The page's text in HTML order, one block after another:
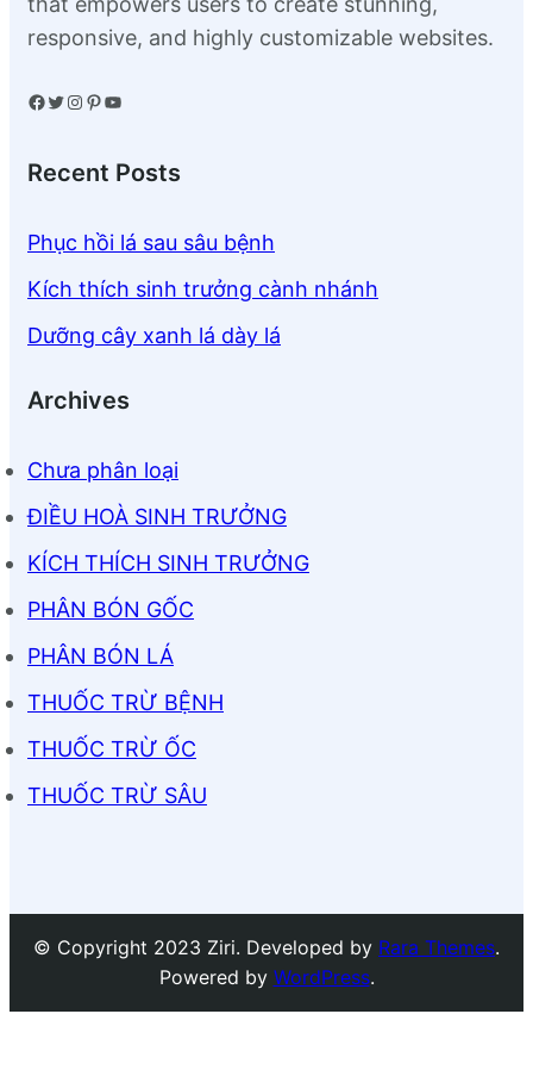
responsive, and highly customizable websites.
Facebook Twitter Instagram Pinterest YouTube
Recent Posts
Phục hồi lá sau sâu bệnh
Kích thích sinh trưởng cành nhánh
Dưỡng cây xanh lá dày lá
Archives
Chưa phân loại
ĐIỀU HOÀ SINH TRƯỞNG
KÍCH THÍCH SINH TRƯỞNG
PHÂN BÓN GỐC
PHÂN BÓN LÁ
THUỐC TRỪ BỆNH
THUỐC TRỪ ỐC
THUỐC TRỪ SÂU
© Copyright 2023 Ziri. Developed by Rara Themes.
Powered by WordPress.